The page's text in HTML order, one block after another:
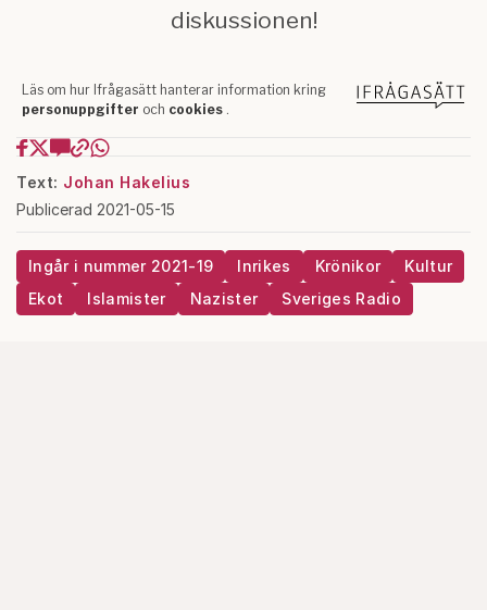
Text: Johan Hakelius
Publicerad 2021-05-15
Ingår i nummer 2021-19 Inrikes Krönikor
Kultur
Ekot
Islamister Nazister Sveriges Radio